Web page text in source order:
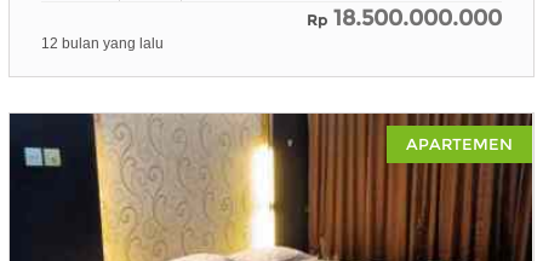
Rp 18.500.000.000
12 bulan yang lalu
APARTEMEN